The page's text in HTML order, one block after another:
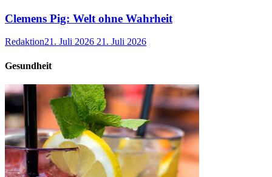
Clemens Pig: Welt ohne Wahrheit
Redaktion21. Juli 2026 21. Juli 2026
Gesundheit